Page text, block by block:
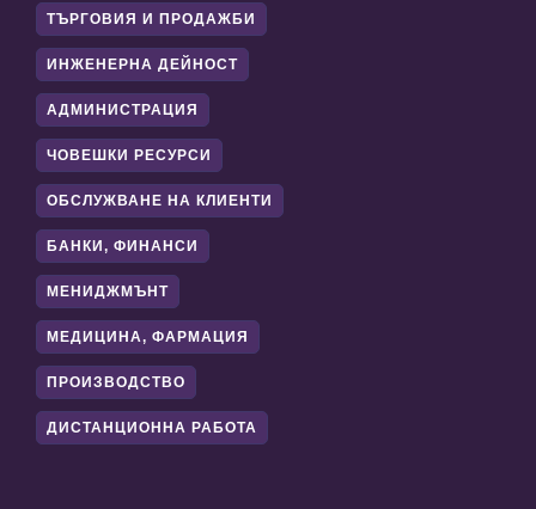
ТЪРГОВИЯ И ПРОДАЖБИ
ИНЖЕНЕРНА ДЕЙНОСТ
АДМИНИСТРАЦИЯ
ЧОВЕШКИ РЕСУРСИ
ОБСЛУЖВАНЕ НА КЛИЕНТИ
БАНКИ, ФИНАНСИ
МЕНИДЖМЪНТ
МЕДИЦИНА, ФАРМАЦИЯ
ПРОИЗВОДСТВО
ДИСТАНЦИОННА РАБОТА